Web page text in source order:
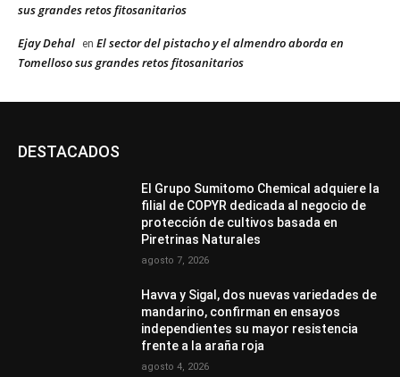
sus grandes retos fitosanitarios
Ejay Dehal en El sector del pistacho y el almendro aborda en
Tomelloso sus grandes retos fitosanitarios
DESTACADOS
El Grupo Sumitomo Chemical adquiere la
filial de COPYR dedicada al negocio de
protección de cultivos basada en
Piretrinas Naturales
agosto 7, 2026
Havva y Sigal, dos nuevas variedades de
mandarino, confirman en ensayos
independientes su mayor resistencia
frente a la araña roja
agosto 4, 2026